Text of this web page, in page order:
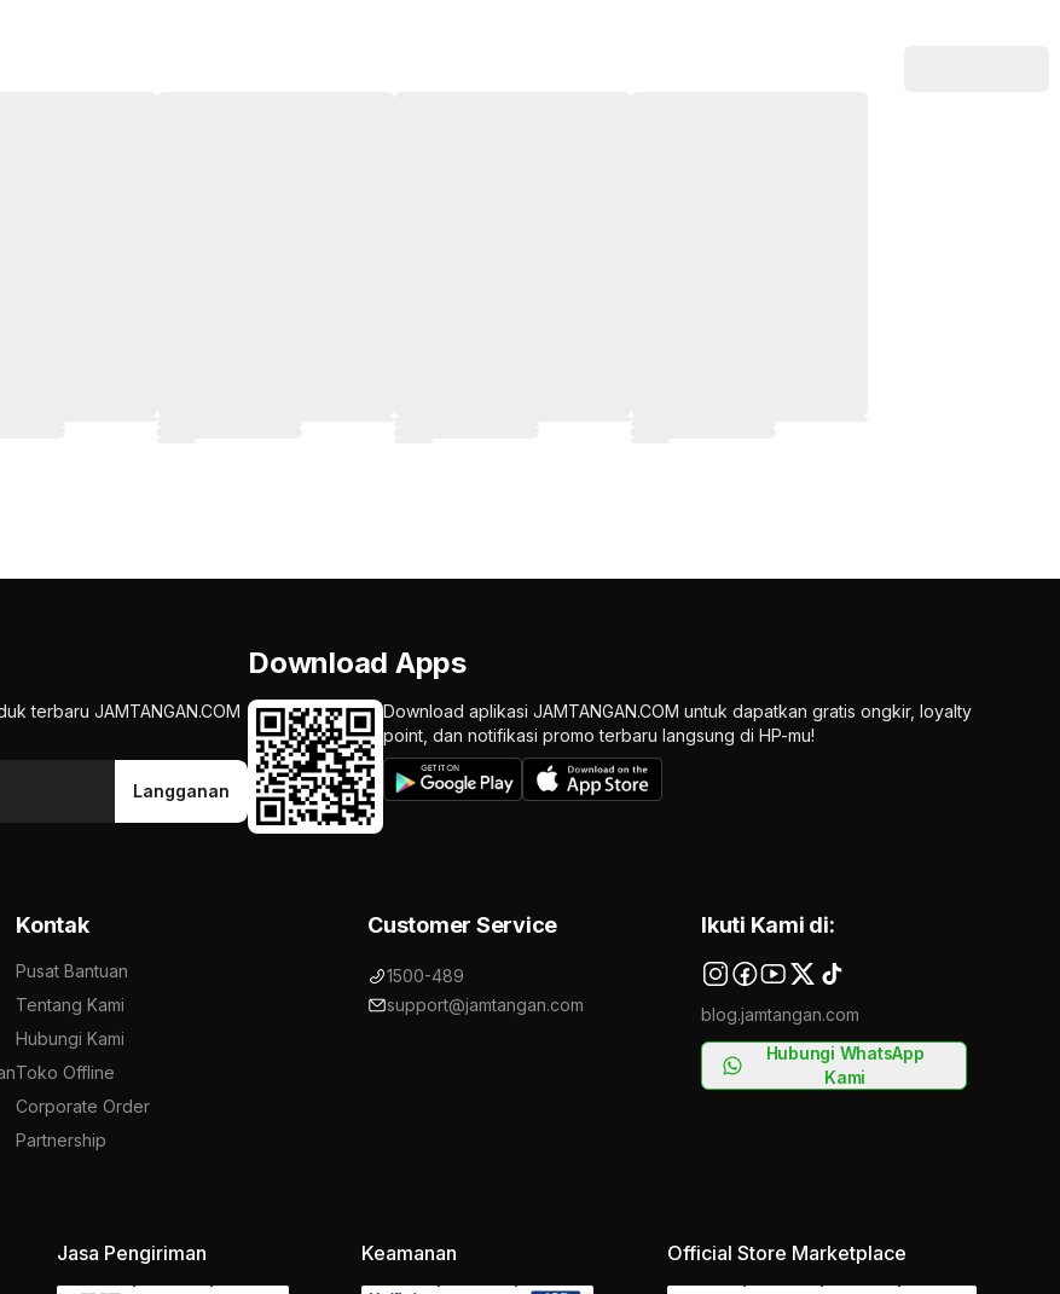
terbaru JAMTANGAN.COM
Langganan
Download Apps
Download aplikasi JAMTANGAN.COM untuk dapatkan gratis ongkir, loyalty
point, dan notifikasi promo terbaru langsung di HP-mu!
Kontak
Pusat Bantuan
Tentang Kami
Hubungi Kami
Toko Offline
Corporate Order
Partnership
Customer Service
1500-489
support@jamtangan.com
Ikuti Kami di:
blog.jamtangan.com
Hubungi WhatsApp
Kami
Jasa Pengiriman Keamanan Official Store Marketplace